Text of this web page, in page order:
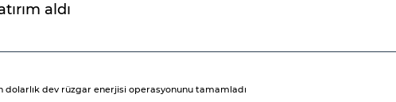
aldı
dolarlık dev rüzgar enerjisi operasyonunu tamamladı